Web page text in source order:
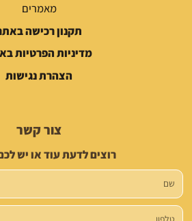
מאמרים
תקנון רכישה
מדיניות הפרטיות
הצהרת נגישות
צור קשר
רוצים לדעת עוד או יש
שם
טלפון